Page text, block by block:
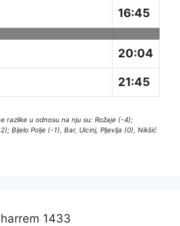
16:45
20:04
21:45
razlike u odnosu na nju su: Rožaje (-4);
Bijelo Polje (-1), Bar, Ulcinj, Pljevlja (0), Nikšić
1433